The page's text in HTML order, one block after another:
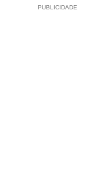
PUBLICIDADE